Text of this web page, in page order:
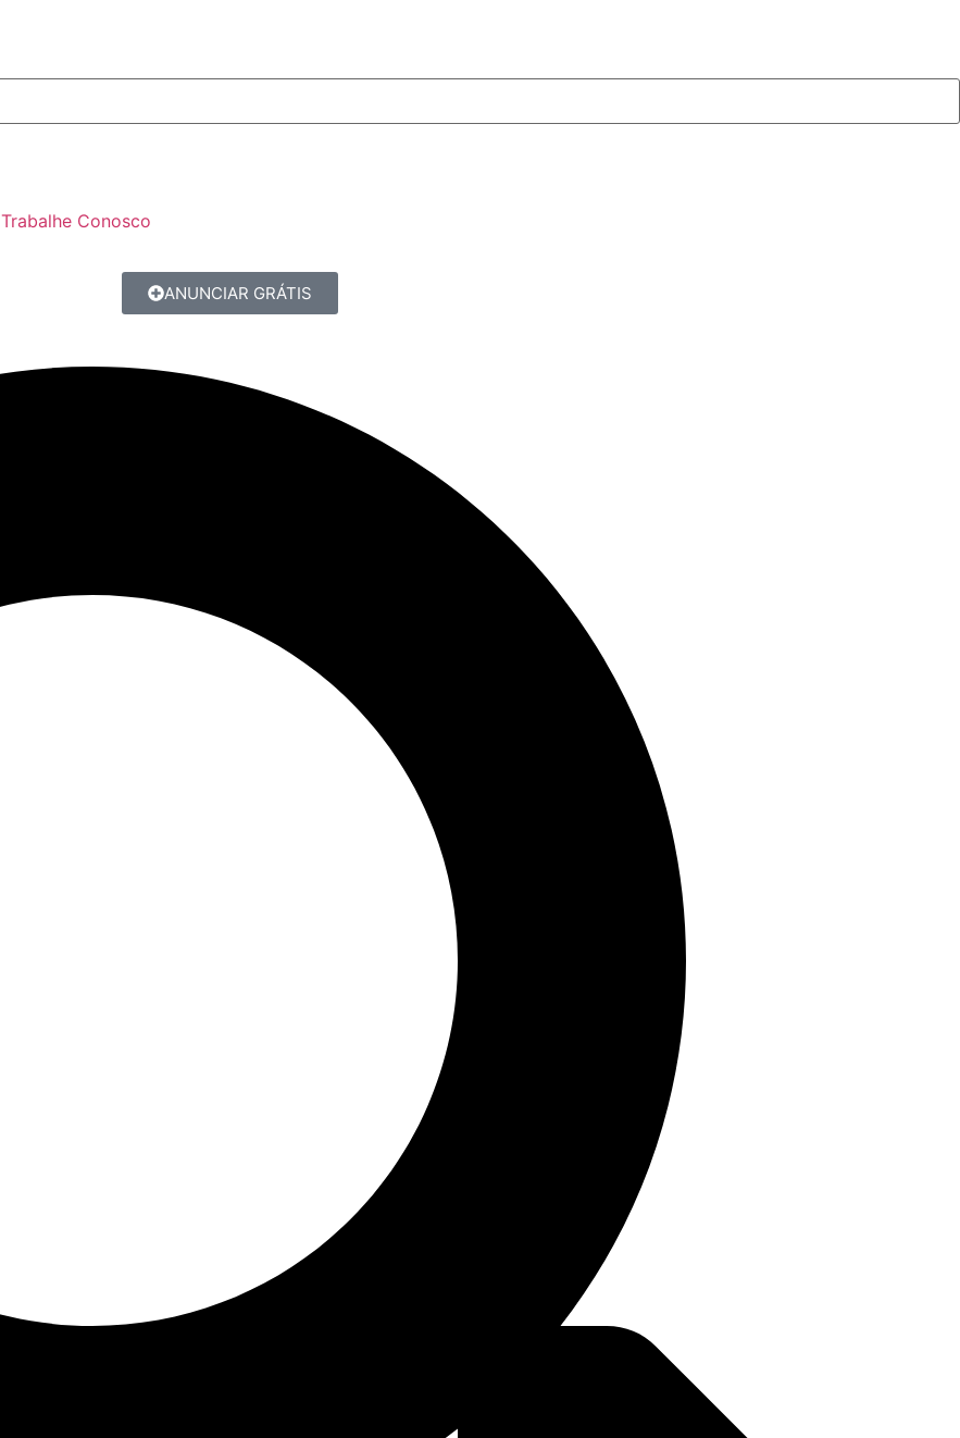
Trabalhe Conosco
ANUNCIAR GRÁTIS